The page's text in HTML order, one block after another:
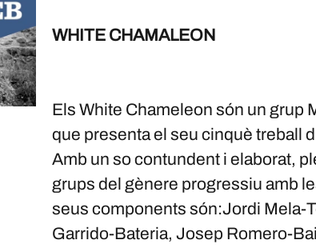
WHITE CHAMALEON
Els White Chameleon són un grup
que presenta el seu cinquè treball
Amb un so contundent i elaborat,
grups del gènere progressiu amb
seus components són:​ Jordi Mela-
Garrido-Bateria, Josep Romero-